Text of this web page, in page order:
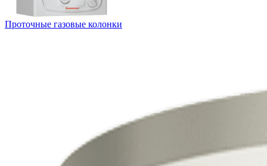
Проточные газовые колонки